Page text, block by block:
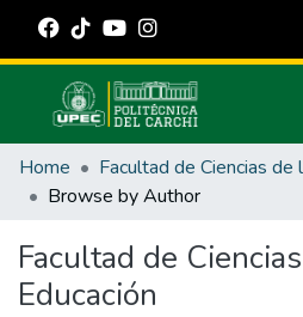
Communities & Collections
All of DSpace
Manuales
Home
Browse by Author
Facultad de
Educación